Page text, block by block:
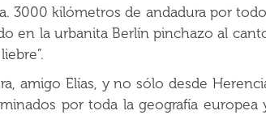
3000 kilómetros de andadura por
en la urbanita Berlín pinchazo al
amigo Elías, y no sólo desde
por toda la geografía europea